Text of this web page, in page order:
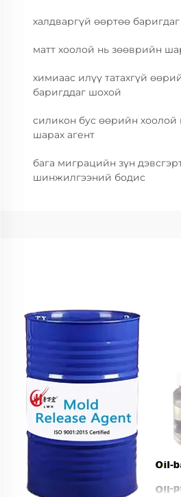
халдваргүй өөртөө
матт хоолой нь зөөврийн
химиаас илүү татахгүй
баригддаг шохой
силикон бус өөрийн хоолой
шарах агент
бага миграцийн зүн
шинжилгээний бодис